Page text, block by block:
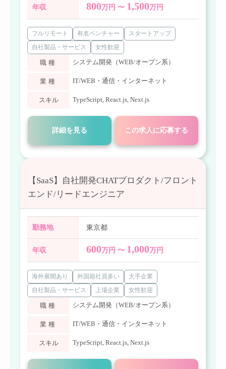
年収 800万円 〜 1,500万円
フルリモート 有名ベンチャー
スタートアップ
自社製品・サービス
女性歓迎
職種 システム開発（WEB/オープン系）
業種 IT/WEB・通信・インターネット
スキル TypeScript, React.js, Next.js
詳細を見る この求人に応募する
【SaaS】自社開発CHATプロダクト/フロント
エンド/リードエンジニア
勤務地 東京都
年収 600万円 〜 1,000万円
海外展開あり 外国籍社員多い
大手企業
自社製品・サービス
上場企業 女性歓迎
職種 システム開発（WEB/オープン系）
業種 IT/WEB・通信・インターネット
スキル TypeScript, React.js, Next.js